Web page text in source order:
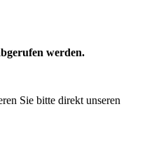
werden.
Sie bitte direkt unseren